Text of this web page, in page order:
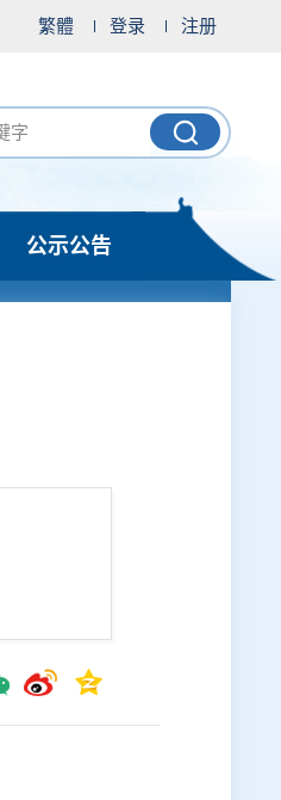
繁體 登录 注册
公示公告